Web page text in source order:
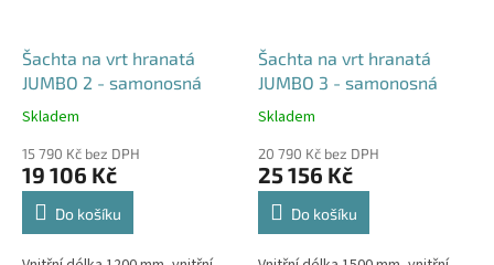
Šachta na vrt hranatá
JUMBO 2 - samonosná
Průměrné
produktu
je
5,0
Skladem
15 790 Kč bez DPH
19 106 Kč
Do košíku
Šachta na vrt hranatá
JUMBO 3 - samonosná
Průměrné
produktu
je
5,0
Skladem
20 790 Kč bez DPH
25 156 Kč
Do košíku